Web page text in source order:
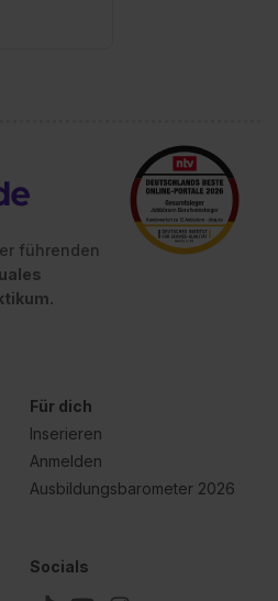
führenden
Für dich
Inserieren
Anmelden
Ausbildungsbarometer 2026
Socials